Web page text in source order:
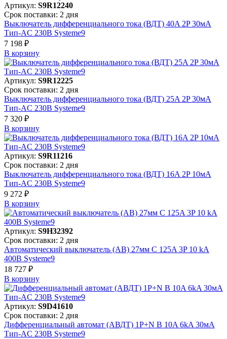
Артикул: S9R12240
Срок поставки: 2 дня
Выключатель дифференциального тока (ВДТ) 40A 2P 30мА
Тип-AC 230В Systeme9
7 198 ₽
В корзинy
Артикул: S9R12225
Срок поставки: 2 дня
Выключатель дифференциального тока (ВДТ) 25A 2P 30мА
Тип-AC 230В Systeme9
7 320 ₽
В корзинy
Артикул: S9R11216
Срок поставки: 2 дня
Выключатель дифференциального тока (ВДТ) 16A 2P 10мА
Тип-AC 230В Systeme9
9 272 ₽
В корзинy
Артикул: S9H32392
Срок поставки: 2 дня
Автоматический выключатель (АВ) 27мм C 125A 3P 10 kA
400В Systeme9
18 727 ₽
В корзинy
Артикул: S9D41610
Срок поставки: 2 дня
Дифференциальный автомат (АВДТ) 1P+N B 10A 6kA 30мА
Тип-AC 230В Systeme9